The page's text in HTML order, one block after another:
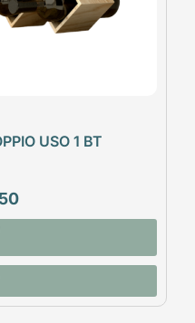
USO 1 BT